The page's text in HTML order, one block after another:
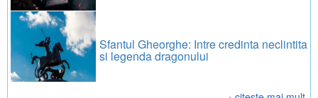
Sfantul Gheorghe: Intre credinta neclintita
si legenda dragonului